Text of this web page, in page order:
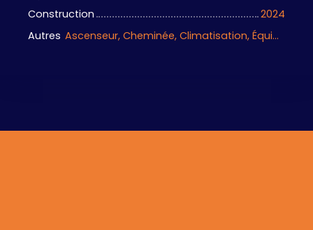
Construction
2024
Autres
Ascenseur, Cheminée, Climatisation, Équipements domotiques, Local à vélo, Portail motorisé, Porte blindée, Système d'alarme, Visiophone, Volets électriques